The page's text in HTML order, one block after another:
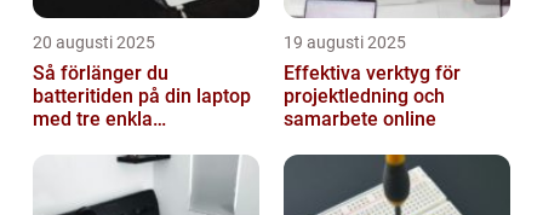
20 augusti 2025
Så förlänger du
batteritiden på din laptop
med tre enkla
19 augusti 2025
Effektiva verktyg för
projektledning och
samarbete online